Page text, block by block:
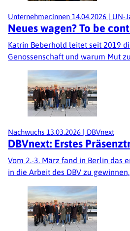
Unternehmer:innen 14.04.2026 | UN-
Neues wagen? To be
Katrin Beberhold leitet seit 2019
Genossenschaft und warum Mut
Nachwuchs 13.03.2026 | DBVnext
DBVnext: Erstes
Vom 2.-3. März fand in Berlin das
in die Arbeit des DBV zu